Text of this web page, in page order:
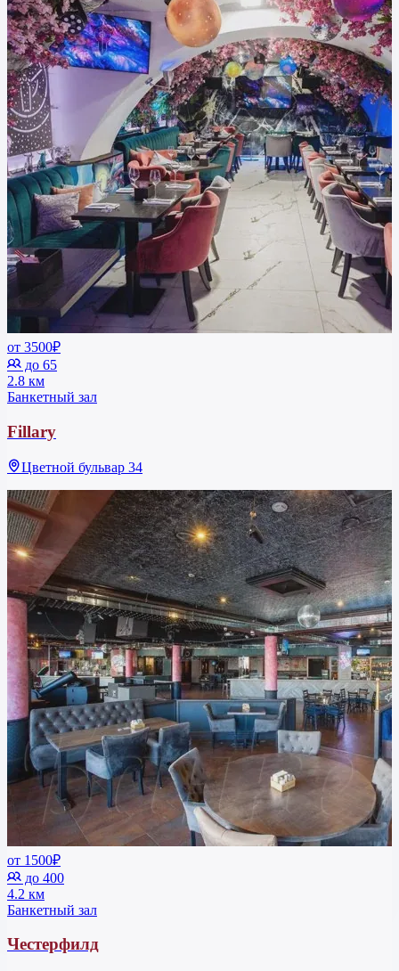
от 3500₽
до 65
2.8 км
Банкетный зал
Fillary
Цветной бульвар 34
от 1500₽
до 400
4.2 км
Банкетный зал
Честерфилд